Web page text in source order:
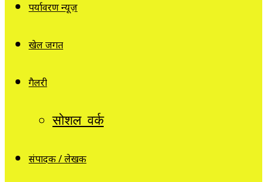
पर्यावरण न्यूज़
खेल जगत
गैलरी
सोशल वर्क
संपादक / लेखक